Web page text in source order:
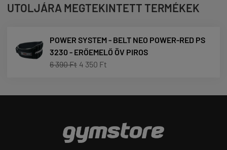
UTOLJÁRA MEGTEKINTETT TERMÉKEK
POWER SYSTEM - BELT NEO POWER-RED PS
3230 - ERŐEMELŐ ÖV PIROS
6 390 Ft 4 350 Ft